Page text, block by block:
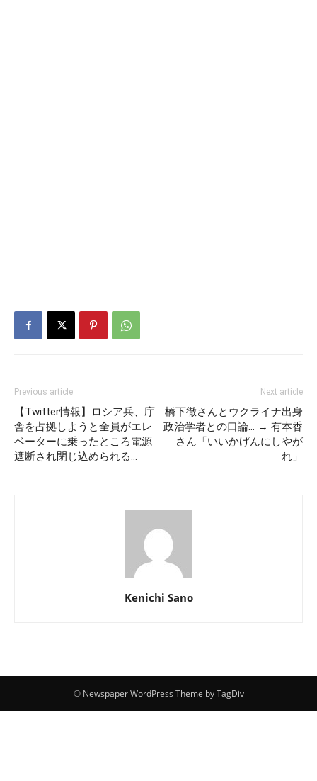
Previous article
【Twitter情報】ロシア兵、庁
舎を占拠しようと全員がエレ
ベーターに乗ったところ電源
遮断され閉じ込められる…
Next article
橋下徹さんとウクライナ出身
政治学者との口論… → 有本香
さん「いいかげんにしやが
れ」
Kenichi Sano
© Newspaper WordPress Theme by TagDiv